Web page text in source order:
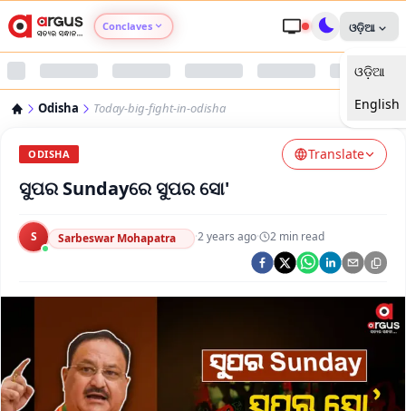
Conclaves
Argus Nari Shakti
Argus Swaad Odisha
ଓଡ଼ିଆ
ଓଡ଼ିଆ
English
Odisha Today-big-fight-in-odisha
ODISHA Translate
ସୁପର Sundayରେ ସୁପର ସୋ'
S Sarbeswar Mohapatra ·2 years ago· 2 min read